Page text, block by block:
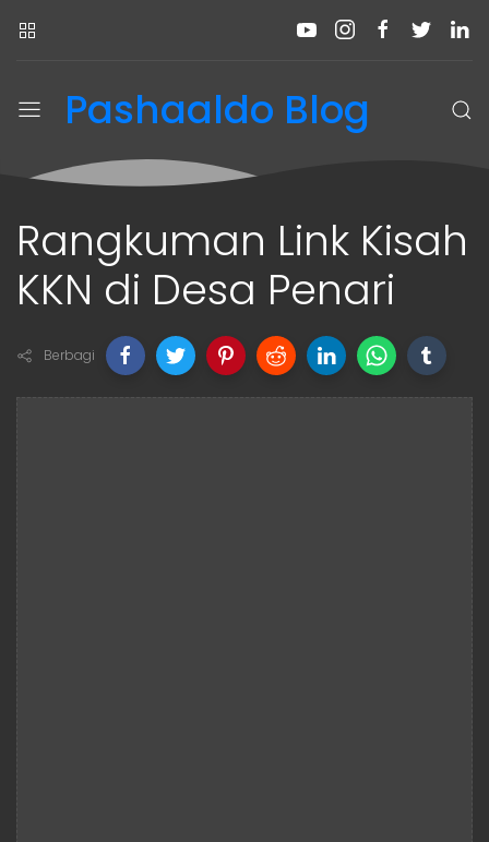
Pashaaldo Blog
Rangkuman Link Kisah
KKN di Desa Penari
Berbagi